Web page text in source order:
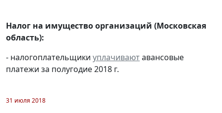
Налог на имущество организаций (Московская
область):
- налогоплательщики уплачиваютавансовые
платежи за полугодие 2018 г.
31 июля 2018